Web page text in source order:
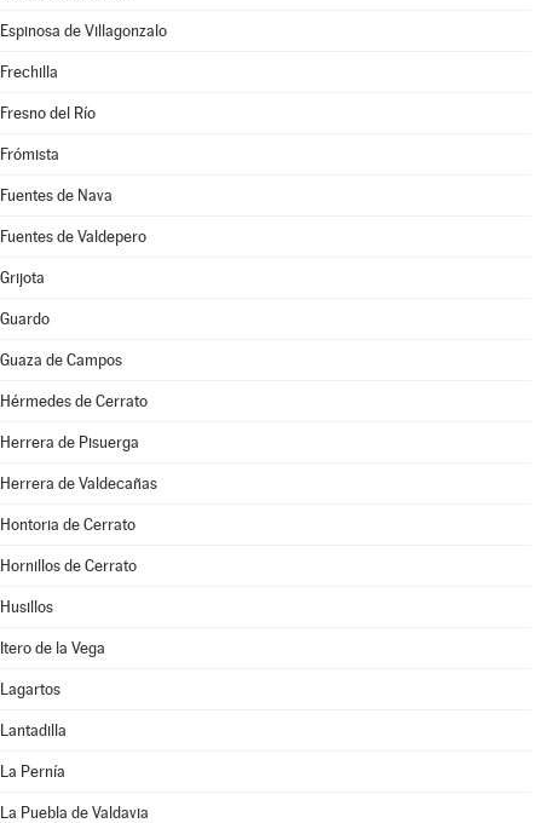
Espinosa de Villagonzalo
Frechilla
Fresno del Río
Frómista
Fuentes de Nava
Fuentes de Valdepero
Grijota
Guardo
Guaza de Campos
Hérmedes de Cerrato
Herrera de Pisuerga
Herrera de Valdecañas
Hontoria de Cerrato
Hornillos de Cerrato
Husillos
Itero de la Vega
Lagartos
Lantadilla
La Pernía
La Puebla de Valdavia